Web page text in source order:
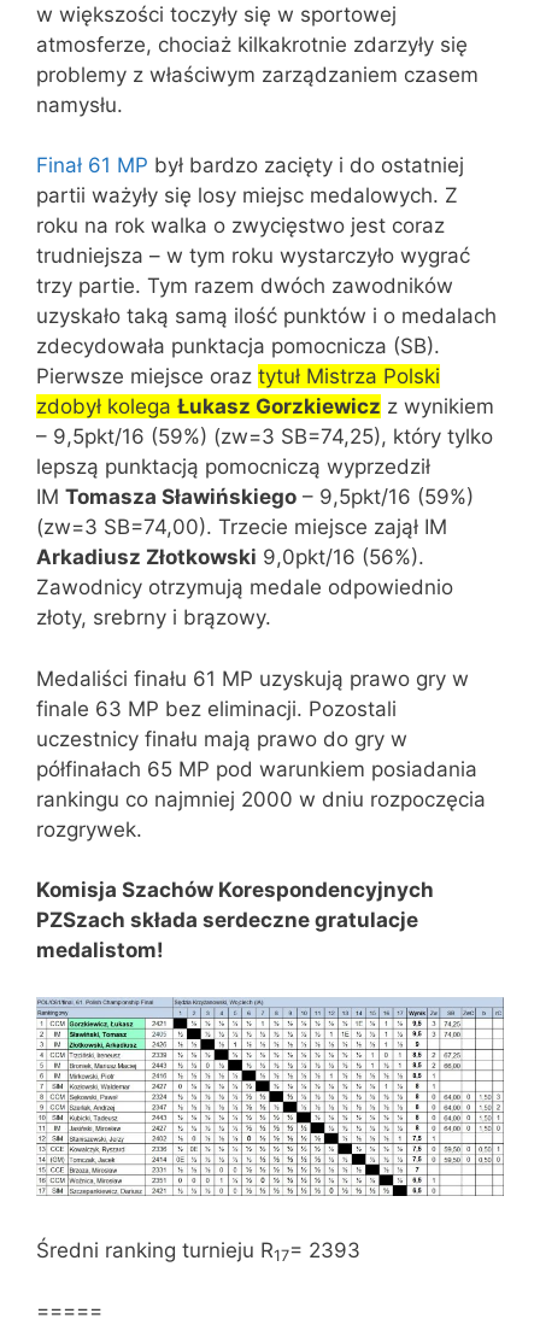
w większości toczyły się w sportowej
atmosferze, chociaż kilkakrotnie zdarzyły się
problemy z właściwym zarządzaniem czasem
namysłu.
Finał 61 MP był bardzo zacięty i do ostatniej
partii ważyły się losy miejsc medalowych. Z
roku na rok walka o zwycięstwo jest coraz
trudniejsza – w tym roku wystarczyło wygrać
trzy partie. Tym razem dwóch zawodników
uzyskało taką samą ilość punktów i o medalach
zdecydowała punktacja pomocnicza (SB).
Pierwsze miejsce oraz tytuł Mistrza Polski
zdobył kolega Łukasz Gorzkiewicz z wynikiem
– 9,5pkt/16 (59%) (zw=3 SB=74,25), który tylko
lepszą punktacją pomocniczą wyprzedził
IM Tomasza Sławińskiego – 9,5pkt/16 (59%)
(zw=3 SB=74,00). Trzecie miejsce zajął IM
Arkadiusz Złotkowski 9,0pkt/16 (56%).
Zawodnicy otrzymują medale odpowiednio
złoty, srebrny i brązowy.
Medaliści finału 61 MP uzyskują prawo gry w
finale 63 MP bez eliminacji. Pozostali
uczestnicy finału mają prawo do gry w
półfinałach 65 MP pod warunkiem posiadania
rankingu co najmniej 2000 w dniu rozpoczęcia
rozgrywek.
Komisja Szachów Korespondencyjnych
PZSzach składa serdeczne gratulacje
medalistom!
Średni ranking turnieju R17= 2393
=====